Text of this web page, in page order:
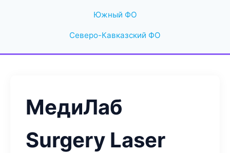
Южный ФО
Северо-Кавказский ФО
МедиЛаб
Surgery Laser